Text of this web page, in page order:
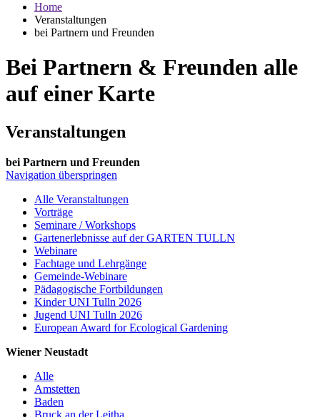
Home
Veranstaltungen
bei Partnern und Freunden
Bei Partnern & Freunden alle
auf einer Karte
Veranstaltungen
bei Partnern und Freunden
Navigation überspringen
Alle Veranstaltungen
Vorträge
Seminare / Workshops
Gartenerlebnisse auf der GARTEN TULLN
Webinare
Fachtage und Lehrgänge
Gemeinde-Webinare
Pädagogische Fortbildungen
Kinder UNI Tulln 2026
Jugend UNI Tulln 2026
European Award for Ecological Gardening
Wiener Neustadt
Alle
Amstetten
Baden
Bruck an der Leitha